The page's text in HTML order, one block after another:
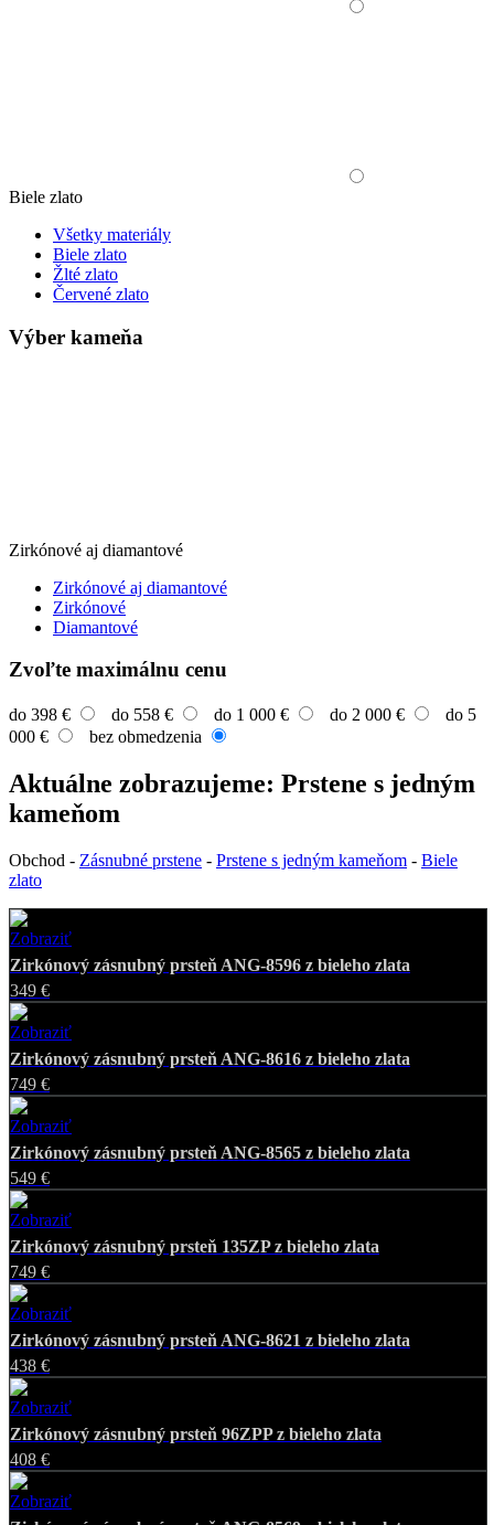
Biele zlato
Všetky materiály
Biele zlato
Žlté zlato
Červené zlato
Výber kameňa
Zirkónové aj diamantové
Zirkónové aj diamantové
Zirkónové
Diamantové
Zvoľte maximálnu cenu
do 398 € do 558 € do 1 000 € do 2 000 €
do 5
000 €
bez obmedzenia
Aktuálne zobrazujeme: Prstene s jedným
kameňom
Obchod - Zásnubné prstene - Prstene s jedným kameňom - Biele
zlato
Zobraziť
Zirkónový zásnubný prsteň ANG-8596 z bieleho zlata
349 €
Zobraziť
Zirkónový zásnubný prsteň ANG-8616 z bieleho zlata
749 €
Zobraziť
Zirkónový zásnubný prsteň ANG-8565 z bieleho zlata
549 €
Zobraziť
Zirkónový zásnubný prsteň 135ZP z bieleho zlata
749 €
Zobraziť
Zirkónový zásnubný prsteň ANG-8621 z bieleho zlata
438 €
Zobraziť
Zirkónový zásnubný prsteň 96ZPP z bieleho zlata
408 €
Zobraziť